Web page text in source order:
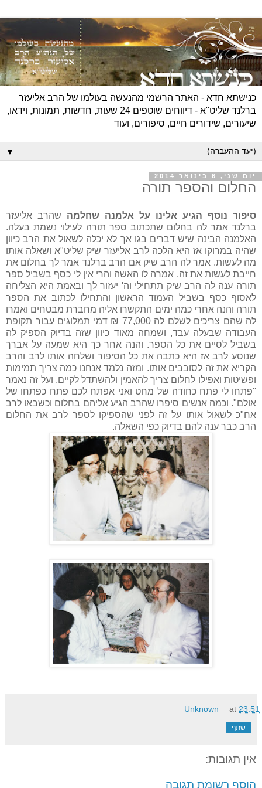
כנישתא חדא - האתר הרשמי מהנעשה בעולמו של הרב אליעזר
ברלנד שליט"א - דיווחים שוטפים 24 שעות, חדשות, תמונות, וידאו,
שיעורים, שידורים חיים, סיפורים, ועוד
▼
יום שני, 6 בינואר 2014
החלום והספר תורה
סיפור נוסף הגיע אלינו על אלמנה שחלמה שהרב אליעזר
ברלנד אמר לה בחלום שתכתוב ספר תורה לעילוי נשמת בעלה.
האלמנה הבינה שיש דברים בגו אך לא יכלה לשאול את הרב כיוון
שהיה במרוקו אז היא הלכה לרב אליעזר שיק שליט"א ושאלה אותו
מה לעשות. אמר לה הרב שיק אם הרב ברלנד אמר לך בחלום את
חייבת לעשות את זה. אמרה לו האשה והרי אין לי כסף בשביל ספר
תורה ענה לה הרב שיק תתחילי וה' יעזור לך ובאמת היא הצליחה
לאסוף כסף בשביל העמוד הראשון והתחילו לכתוב את הספר
תורה והנה אחרי כמה ימים התקשרו אליה מחברת מבטחים ואמרו
לה שהם צריכים לשלם לה 77,000 ₪ דמי תמלוגים עבור תקופת
העבודה שבעלה עבד, ושמחה מאוד כיוון שזה בדיוק הספיק לה
בשביל לסיים את כל הספר. והנה אחר כך היא שמעה על אברך
שנוסע לרב אז היא כתבה את כל הסיפור ושלחה אותו לרב והרב
הקריא את זה לסובבים אותו. ומזה נלמד אנחנו כמה צריך תמימות
ופשיטות ואפילו לחלום צריך להאמין ולהשתדל לקיים. ועל זה נאמר
''פתחו לי פתח כחודה של מחט ואני אפתח לכם פתח כפתחו של
אולם". וכמה אנשים סיפרו שהרב הגיע אליהם בחלום וכשבאו לרב
אח"כ לשאול אותו על זה לפני שהספיקו לספר לרב את החלום
הרב כבר ענה להם בדיוק כפי השאלה.
Unknown at23:51
שתף
אין תגובות:
הוסף רשומת תגובה